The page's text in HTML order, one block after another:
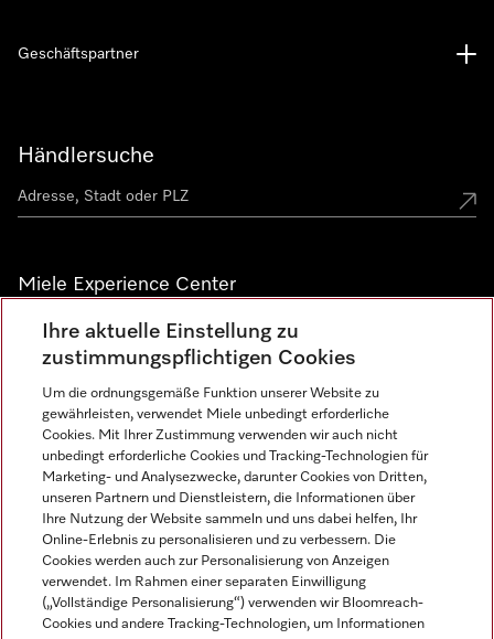
Händlersuche
Miele Experience Center
Alle Miele Experience Center anzeigen
Newsletter
Geschäftspartner
Miele auf Instagram
Miele auf Facebook
Miele auf Youtube
Ihre aktuelle Einstellung zu
zustimmungspflichtigen Cookies
Um die ordnungsgemäße Funktion unserer Website zu
gewährleisten, verwendet Miele unbedingt erforderliche
Cookies. Mit Ihrer Zustimmung verwenden wir auch nicht
unbedingt erforderliche Cookies und Tracking-Technologien für
Marketing- und Analysezwecke, darunter Cookies von Dritten,
unseren Partnern und Dienstleistern, die Informationen über
Ihre Nutzung der Website sammeln und uns dabei helfen, Ihr
Online-Erlebnis zu personalisieren und zu verbessern. Die
Cookies werden auch zur Personalisierung von Anzeigen
verwendet. Im Rahmen einer separaten Einwilligung
(„Vollständige Personalisierung“) verwenden wir Bloomreach-
Cookies und andere Tracking-Technologien, um Informationen